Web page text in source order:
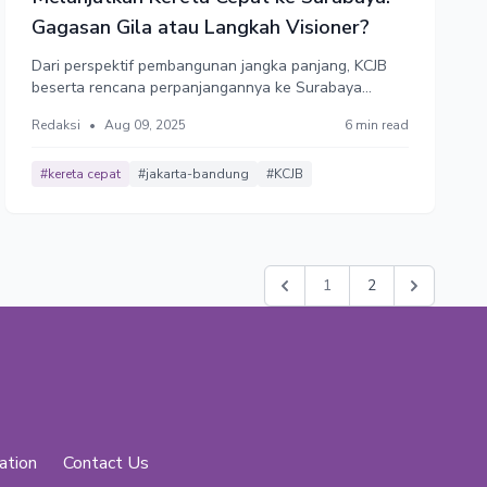
Gagasan Gila atau Langkah Visioner?
Dari perspektif pembangunan jangka panjang, KCJB
beserta rencana perpanjangannya ke Surabaya
fondasi menuju transformasi logistik, ekonomi, dan
kekhawatiran akan dominasi asing bukan isapan
Redaksi • Aug 09, 2025 6 min read
#kereta cepat #jakarta-bandung #KCJB
1 2
Contact Us